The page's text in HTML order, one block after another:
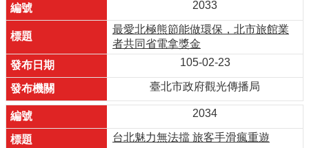
2033
最愛北極熊節能做環保，北市旅館業
者共同省電拿獎金
105-02-23
臺北市政府觀光傳播局
2034
台北魅力無法擋 旅客手滑瘋重遊